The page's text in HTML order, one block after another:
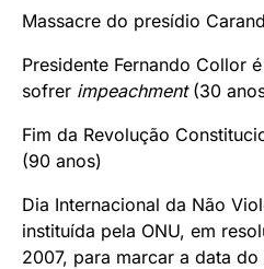
Massacre do presídio
Presidente Fernando Collor
sofrer impeachment(30
Fim da Revolução
(90 anos)
Dia Internacional da Não
instituída pela ONU, em
2007, para marcar a data